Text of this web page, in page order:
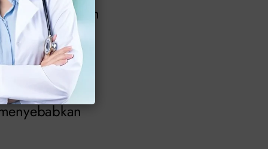
sekitar rektum
berjalan ke
peduli